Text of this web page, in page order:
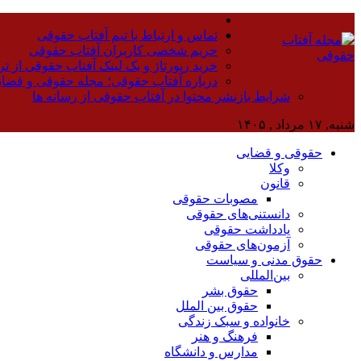
تماس و ارتباط با تیم آفتاب حقوقی
حریم شخصی کاربران آفتاب حقوقی
خرید رپورتاژ و بک لینک آفتاب حقوقی از
درباره آفتاب حقوقی؛ مجله حقوقی و
شرایط بازنشر محتوا در آفتاب حقوقی از رسانه ها
شنبه, ۱۷ مرداد , ۱۴۰۵
حقوقی و قضایی
وکلا
قانون
مصوبات حقوقی
دانستنی‌های حقوقی
یادداشت حقوقی
آزمون‌های حقوقی
حقوق مدنی و سیاست
بین‌المللی
حقوق بشر
حقوق بین الملل
خانواده و سبک زندگی
فرهنگ و هنر
مدارس و دانشگاه